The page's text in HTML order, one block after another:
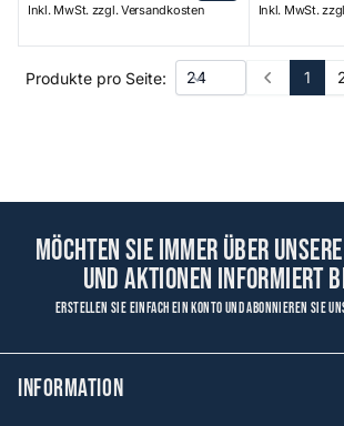
Inkl. MwSt. zzgl. Versandkosten Inkl. MwSt.
Produkte pro Seite: Prev 1
Möchten Sie immer über
und Aktionen informiert
Erstellen Sie einfach ein Konto und abonnieren Sie
Information